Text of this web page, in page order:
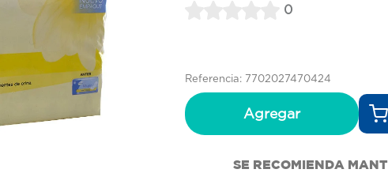
0
Referencia: 7702027470424
Agregar
SE RECOMIENDA